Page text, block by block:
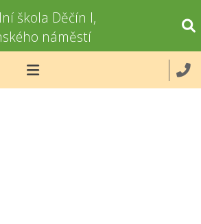
škola Děčín I,
náměstí